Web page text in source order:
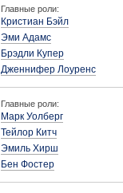
Главные роли:
Кристиан Бэйл
Эми Адамс
Брэдли Купер
Дженнифер Лоуренс
Главные роли:
Марк Уолберг
Тейлор Китч
Эмиль Хирш
Бен Фостер